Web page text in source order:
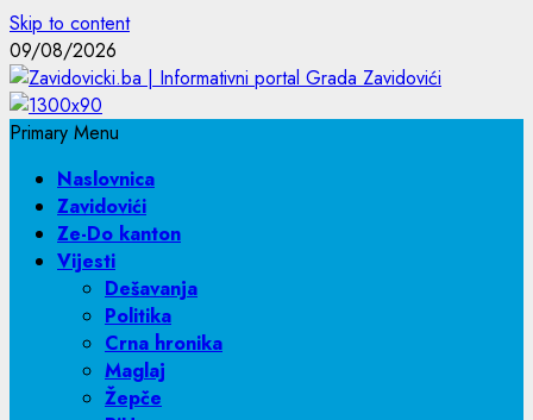
Skip to content
09/08/2026
Primary Menu
Naslovnica
Zavidovići
Ze-Do kanton
Vijesti
Dešavanja
Politika
Crna hronika
Maglaj
Žepče